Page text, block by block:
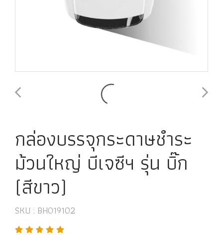
กล่องบรรจุกระดาษชำระ
ม้วนใหญ่ บีเจซีฯ รุ่น บิ๊ก
(สีขาว)
SKU : BH019102